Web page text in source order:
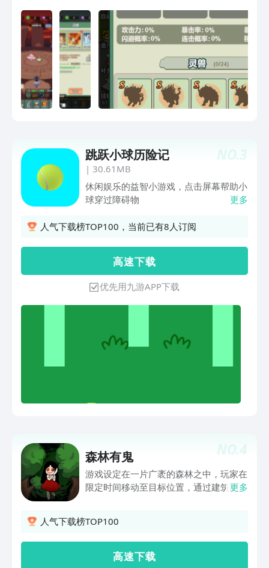
3D 场景精美得仿佛触手可及。在这里，
你将化身为一位 热血剑客，怀抱着对剑
道的无限热爱与执着，踏上激情四溢的修
行之路。无需在复杂的操作中手忙脚乱，
只需开启挂机模式，便能全心投入练剑修
行的热血征程。随着时间的推移，即使你
正忙于生活中的种种琐事，无暇时刻关注
游戏动态，也丝毫不影响你在剑道上的突
积攒修行经验，让剑术在一次次的磨砺中
变得更加凌厉、强大！在这个快节奏的时
代，《修仙全靠剑耍帅：放置挂机修仙
3D飞剑手游》就是你释放压力、点燃激
情的绝佳选择。无论何时何地，只要你
想，就能立刻投身这场热血的剑道修行，
在精美 3D 画质的陪伴下，感受游戏带来
的无限乐趣！
NO.3
跳跃小球历险记
| 30.61MB
休闲娱乐的益智小游戏，点击屏幕帮助小
球穿过障碍物
更多
人气下载榜TOP100，当前已有8人订阅
高 速 下 载
优先用九游APP下载
NO.4
森林有鬼
游戏设定在一片广袤的森林之中，玩家在
限定时间移动至目标位置，通过建筑刷新
建造、攻防为一体，具有多种多样的场景
结构分布、丰富的建筑及对应功能、严谨
舒适的合成逻辑，策略空间大，可玩性
更多
人气下载榜TOP100
高 速 下 载